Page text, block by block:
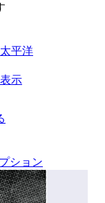
平洋
示
ション